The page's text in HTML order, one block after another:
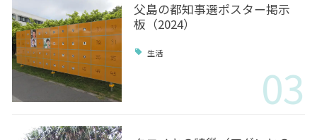
父島の都知事選ポスター掲示
板（2024）
生活
03